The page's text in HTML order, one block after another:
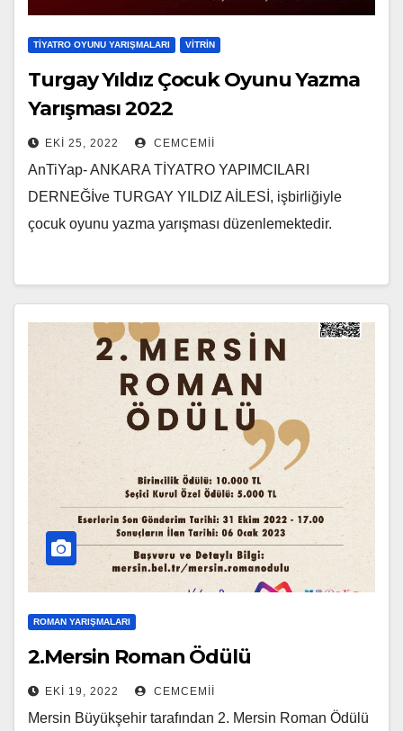
TIYATRO OYUNU YARIŞMALARI VITRIN
Turgay Yıldız Çocuk Oyunu Yazma
Yarışması 2022
EKI 25, 2022 CEMCEMII
AnTiYap- ANKARA TİYATRO YAPIMCILARI
DERNEĞİve TURGAY YILDIZ AİLESİ, işbirliğiyle
çocuk oyunu yazma yarışması düzenlemektedir.
ROMAN YARIŞMALARI
2.Mersin Roman Ödülü
EKI 19, 2022 CEMCEMII
Mersin Büyükşehir tarafından 2. Mersin Roman Ödülü